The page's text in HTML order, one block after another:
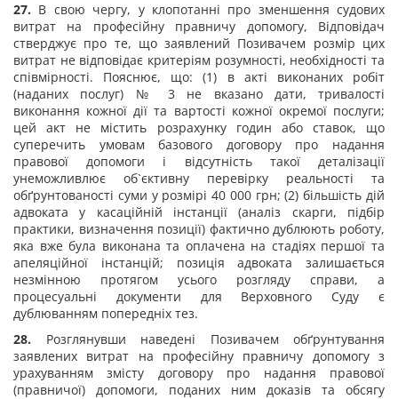
27. В свою чергу, у клопотанні про зменшення судових
витрат на професійну правничу допомогу, Відповідач
стверджує про те, що заявлений Позивачем розмір цих
витрат не відповідає критеріям розумності, необхідності та
співмірності. Пояснює, що: (1) в акті виконаних робіт
(наданих послуг) № 3 не вказано дати, тривалості
виконання кожної дії та вартості кожної окремої послуги;
цей акт не містить розрахунку годин або ставок, що
суперечить умовам базового договору про надання
правової допомоги і відсутність такої деталізації
унеможливлює об`єктивну перевірку реальності та
обґрунтованості суми у розмірі 40 000 грн; (2) більшість дій
адвоката у касаційній інстанції (аналіз скарги, підбір
практики, визначення позиції) фактично дублюють роботу,
яка вже була виконана та оплачена на стадіях першої та
апеляційної інстанцій; позиція адвоката залишається
незмінною протягом усього розгляду справи, а
процесуальні документи для Верховного Суду є
дублюванням попередніх тез.
28. Розглянувши наведені Позивачем обґрунтування
заявлених витрат на професійну правничу допомогу з
урахуванням змісту договору про надання правової
(правничої) допомоги, поданих ним доказів та обсягу